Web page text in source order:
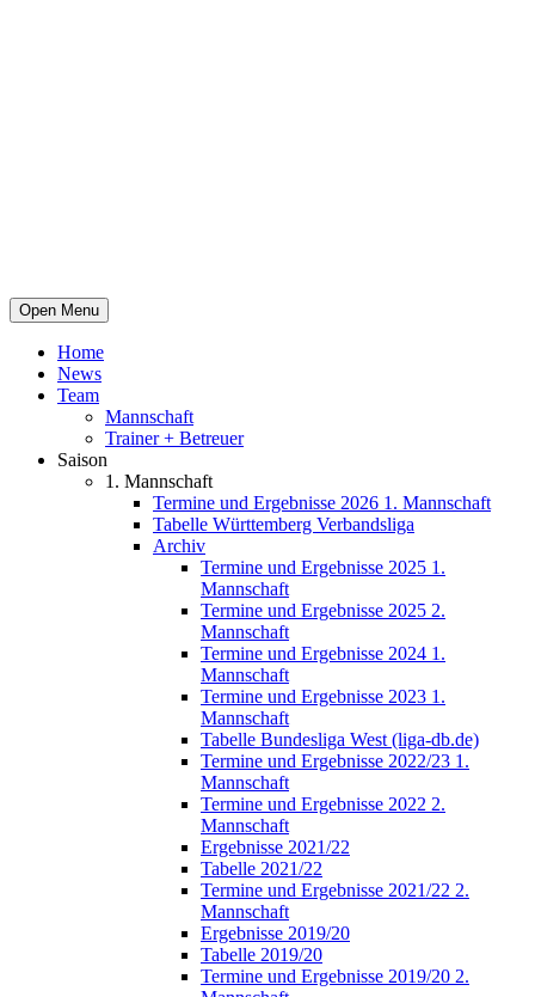
Open Menu
Home
News
Team
Mannschaft
Trainer + Betreuer
Saison
1. Mannschaft
Termine und Ergebnisse 2026 1. Mannschaft
Tabelle Württemberg Verbandsliga
Archiv
Termine und Ergebnisse 2025 1.
Mannschaft
Termine und Ergebnisse 2025 2.
Mannschaft
Termine und Ergebnisse 2024 1.
Mannschaft
Termine und Ergebnisse 2023 1.
Mannschaft
Tabelle Bundesliga West (liga-db.de)
Termine und Ergebnisse 2022/23 1.
Mannschaft
Termine und Ergebnisse 2022 2.
Mannschaft
Ergebnisse 2021/22
Tabelle 2021/22
Termine und Ergebnisse 2021/22 2.
Mannschaft
Ergebnisse 2019/20
Tabelle 2019/20
Termine und Ergebnisse 2019/20 2.